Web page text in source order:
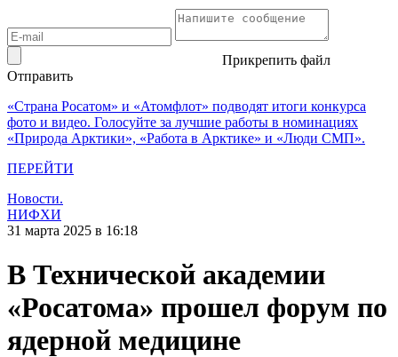
Прикрепить файл
Отправить
«Страна Росатом» и «Атомфлот» подводят итоги конкурса
фото и видео. Голосуйте за лучшие работы в номинациях
«Природа Арктики», «Работа в Арктике» и «Люди СМП».
ПЕРЕЙТИ
Новости.
НИФХИ
31 марта 2025 в 16:18
В Технической академии
«Росатома» прошел форум по
ядерной медицине